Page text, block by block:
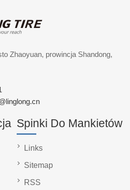
Zhaoyuan, prowincja Shandong,
Spinki Do Mankietów
Links
Sitemap
RSS